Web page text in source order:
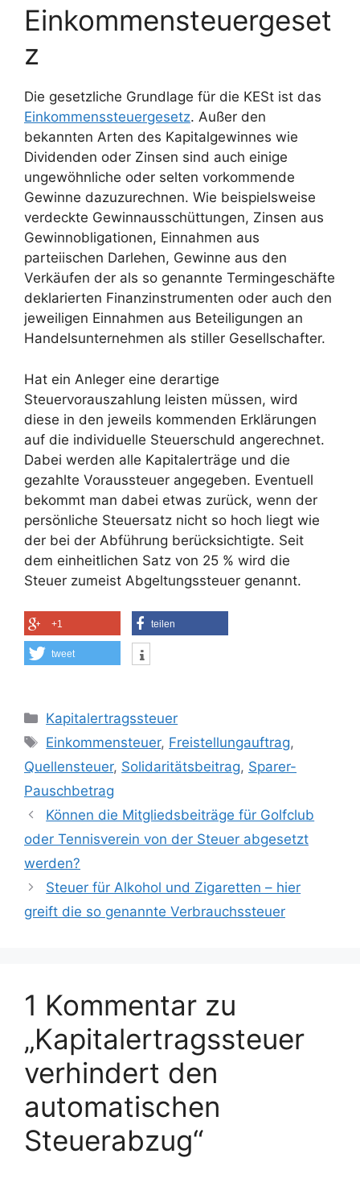
Einkommensteuergeset
z
Die gesetzliche Grundlage für die KESt ist das
Einkommenssteuergesetz. Außer den
bekannten Arten des Kapitalgewinnes wie
Dividenden oder Zinsen sind auch einige
ungewöhnliche oder selten vorkommende
Gewinne dazuzurechnen. Wie beispielsweise
verdeckte Gewinnausschüttungen, Zinsen aus
Gewinnobligationen, Einnahmen aus
parteiischen Darlehen, Gewinne aus den
Verkäufen der als so genannte Termingeschäfte
deklarierten Finanzinstrumenten oder auch den
jeweiligen Einnahmen aus Beteiligungen an
Handelsunternehmen als stiller Gesellschafter.
Hat ein Anleger eine derartige
Steuervorauszahlung leisten müssen, wird
diese in den jeweils kommenden Erklärungen
auf die individuelle Steuerschuld angerechnet.
Dabei werden alle Kapitalerträge und die
gezahlte Voraussteuer angegeben. Eventuell
bekommt man dabei etwas zurück, wenn der
persönliche Steuersatz nicht so hoch liegt wie
der bei der Abführung berücksichtigte. Seit
dem einheitlichen Satz von 25 % wird die
Steuer zumeist Abgeltungssteuer genannt.
+1 teilen
tweet
Kategorien
Kapitalertragssteuer
Schlagwörter
Einkommensteuer, Freistellungauftrag,
Quellensteuer, Solidaritätsbeitrag, Sparer-
Pauschbetrag
Können die Mitgliedsbeiträge für Golfclub
oder Tennisverein von der Steuer abgesetzt
werden?
Steuer für Alkohol und Zigaretten – hier
greift die so genannte Verbrauchssteuer
1 Kommentar zu
„Kapitalertragssteuer
verhindert den
automatischen
Steuerabzug“